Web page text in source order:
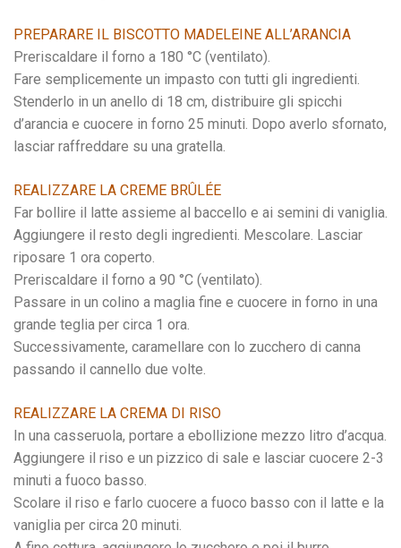
PREPARARE IL BISCOTTO MADELEINE ALL’ARANCIA
Preriscaldare il forno a 180 °C (ventilato).
Fare semplicemente un impasto con tutti gli ingredienti.
Stenderlo in un anello di 18 cm, distribuire gli spicchi
d’arancia e cuocere in forno 25 minuti. Dopo averlo sfornato,
lasciar raffreddare su una gratella.
REALIZZARE LA CREME BRÛLÉE
Far bollire il latte assieme al baccello e ai semini di vaniglia.
Aggiungere il resto degli ingredienti. Mescolare. Lasciar
riposare 1 ora coperto.
Preriscaldare il forno a 90 °C (ventilato).
Passare in un colino a maglia fine e cuocere in forno in una
grande teglia per circa 1 ora.
Successivamente, caramellare con lo zucchero di canna
passando il cannello due volte.
REALIZZARE LA CREMA DI RISO
In una casseruola, portare a ebollizione mezzo litro d’acqua.
Aggiungere il riso e un pizzico di sale e lasciar cuocere 2-3
minuti a fuoco basso.
Scolare il riso e farlo cuocere a fuoco basso con il latte e la
vaniglia per circa 20 minuti.